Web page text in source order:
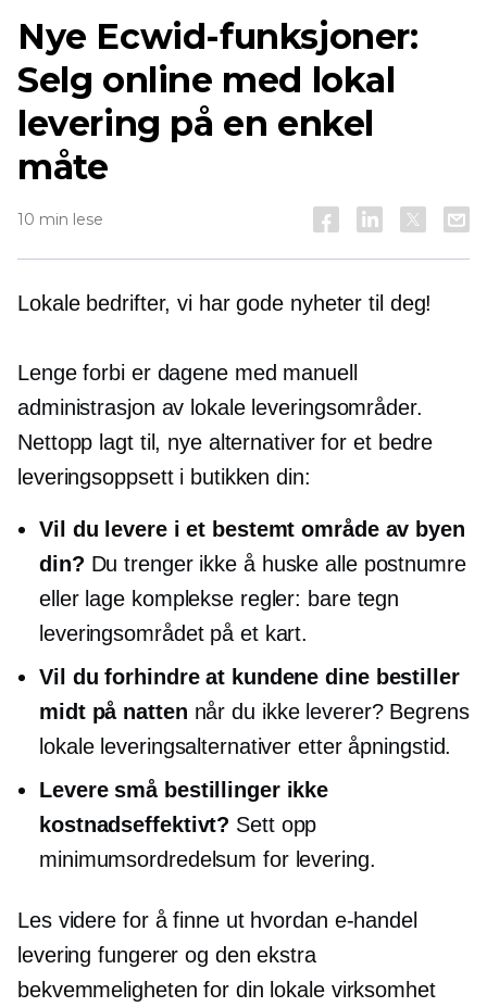
Nye Ecwid-funksjoner:
Selg online med lokal
levering på en enkel
måte
10 min lese
Lokale bedrifter, vi har gode nyheter til deg!
Lenge forbi er dagene med manuell
administrasjon av lokale leveringsområder.
Nettopp lagt til, nye alternativer for et bedre
leveringsoppsett i butikken din:
Vil du levere i et bestemt område av byen
din? Du trenger ikke å huske alle postnumre
eller lage komplekse regler: bare tegn
leveringsområdet på et kart.
Vil du forhindre at kundene dine bestiller
midt på natten når du ikke leverer? Begrens
lokale leveringsalternativer etter åpningstid.
Levere små bestillinger ikke
kostnadseffektivt? Sett opp
minimumsordredelsum for levering.
Les videre for å finne ut hvordan e-handel
levering fungerer og den ekstra
bekvemmeligheten for din lokale virksomhet